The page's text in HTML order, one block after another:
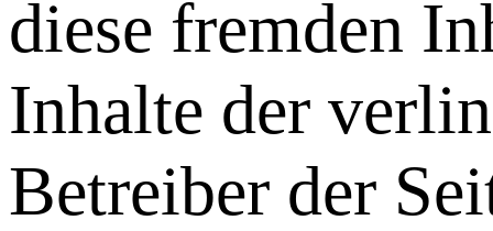
diese fremden
Inhalte der
Betreiber der